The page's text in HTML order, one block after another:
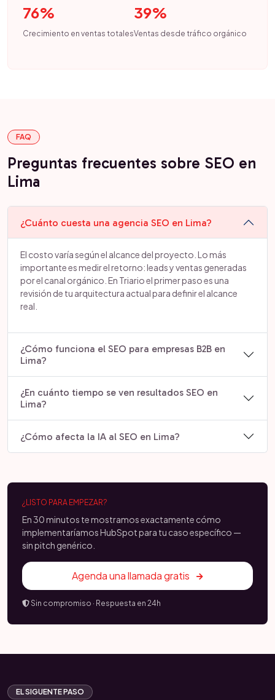
76%
Crecimiento en ventas totales
39%
Ventas desde tráfico orgánico
FAQ
Preguntas frecuentes sobre SEO en
Lima
¿Cuánto cuesta una agencia SEO en Lima?
El costo varía según el alcance del proyecto. Lo más
importante es medir el retorno: leads y ventas generadas
por el canal orgánico. En Triario el primer paso es una
revisión de tu arquitectura actual para definir el alcance
real.
¿Cómo funciona el SEO para empresas B2B en
Lima?
¿En cuánto tiempo se ven resultados SEO en
Lima?
¿Cómo afecta la IA al SEO en Lima?
¿LISTO PARA EMPEZAR?
En 30 minutos te mostramos exactamente cómo
implementaríamos HubSpot para tu caso específico —
sin pitch genérico.
Agenda una llamada gratis
Sin compromiso · Respuesta en 24h
EL SIGUENTE PASO